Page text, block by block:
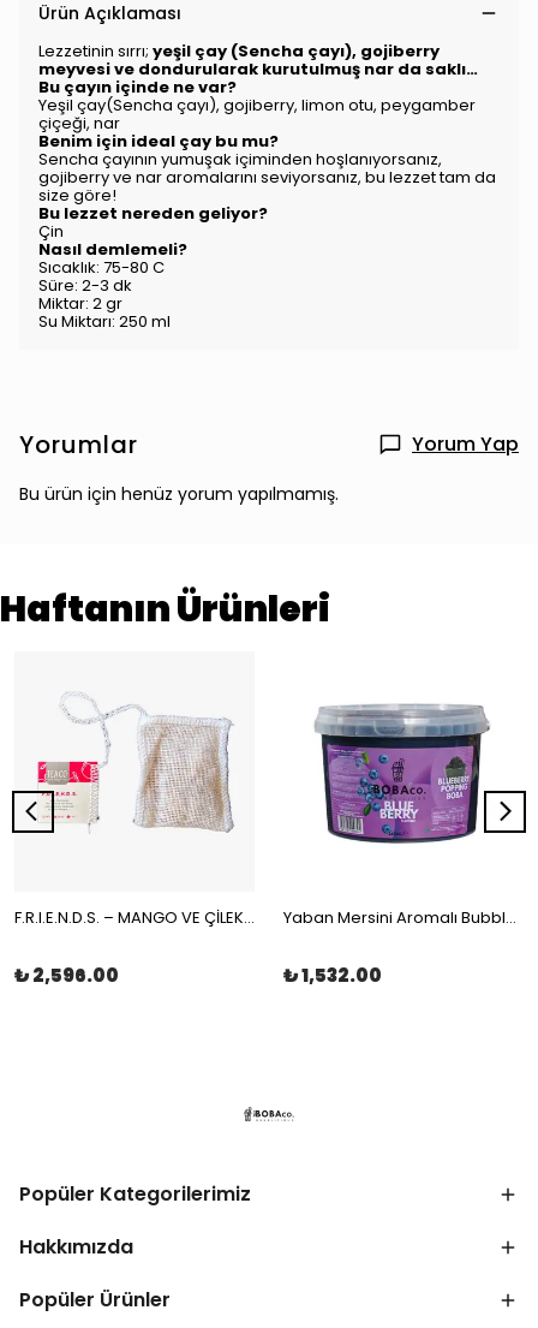
Ürün Açıklaması
Lezzetinin sırrı; yeşil çay (Sencha çayı), gojiberry
meyvesi ve dondurularak kurutulmuş nar da saklı…
Bu çayın içinde ne var?
Yeşil çay(Sencha çayı), gojiberry, limon otu, peygamber
çiçeği, nar
Benim için ideal çay bu mu?
Sencha çayının yumuşak içiminden hoşlanıyorsanız,
gojiberry ve nar aromalarını seviyorsanız, bu lezzet tam da
size göre!
Bu lezzet nereden geliyor?
Çin
Nasıl demlemeli?
Sıcaklık: 75-80 C
Süre: 2-3 dk
Miktar: 2 gr
Su Miktarı: 250 ml
Yorumlar Yorum Yap
Bu ürün için henüz yorum yapılmamış.
Haftanın Ürünleri
F.R.I.E.N.D.S. – MANGO VE ÇİLEKLİ MEYVE ÇAYI MÜSLİN ÇAY POŞETİ 100x2gr | The Boba Co.
₺ 2,596.00
Yaban Mersini Aromalı Bubble Tea Boba 3,4kg | The Boba Co.
₺ 1,532.00
Popüler Kategorilerimiz
Hakkımızda
Popüler Ürünler